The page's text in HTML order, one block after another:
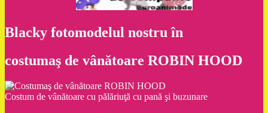
Blacky fotomodelul nostru în
costumaş de vânătoare ROBIN HOOD
Costum de vânătoare cu pălăriuţă cu pană şi buzunare